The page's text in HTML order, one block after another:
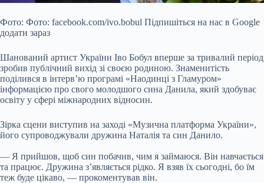
Фото: Фото: facebook.com/ivo.bobul Підпишіться на нас в Google
додати зараз
Шанований артист України Іво Бобул вперше за тривалий період
зробив публічний вихід зі своєю родиною. Знаменитість
поділився в інтерв’ю програмі «Наодинці з Гламуром»
інформацією про свого молодшого сина Данила, який здобуває
освіту у сфері міжнародних відносин.
Зірка сцени виступив на заході «Музична платформа України»,
його супроводжували дружина Наталія та син Данило.
— Я прийшов, щоб син побачив, чим я займаюся. Він навчається
та працює. Дружина з’являється рідко. Я взяв їх сьогодні, бо їм
теж буде цікаво, — прокоментував він.